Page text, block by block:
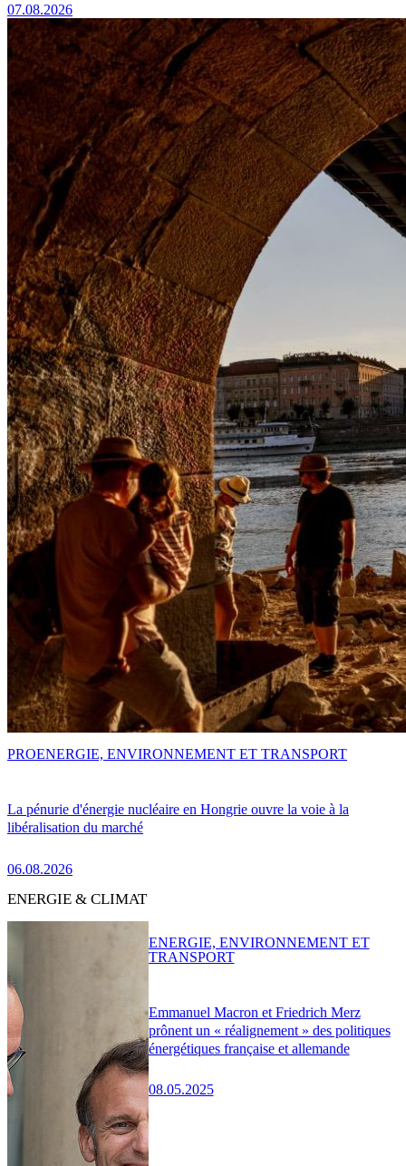
07.08.2026
La pénurie d'énergie nucléaire en Hongrie ouvre la voie à la
libéralisation du marché
06.08.2026
PROENERGIE, ENVIRONNEMENT ET TRANSPORT
ENERGIE & CLIMAT
Emmanuel Macron et Friedrich Merz
prônent un « réalignement » des politiques
énergétiques française et allemande
08.05.2025
ENERGIE, ENVIRONNEMENT ET
TRANSPORT